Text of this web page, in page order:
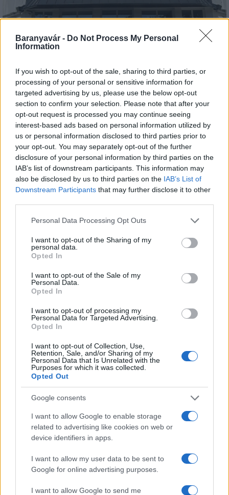
Baranyavár - Do Not Process My Personal
Information
If you wish to opt-out of the sale, sharing to third parties, or
processing of your personal or sensitive information for
targeted advertising by us, please use the below opt-out
section to confirm your selection. Please note that after your
opt-out request is processed you may continue seeing
interest-based ads based on personal information utilized by
us or personal information disclosed to third parties prior to
your opt-out. You may separately opt-out of the further
disclosure of your personal information by third parties on the
IAB’s list of downstream participants. This information may
also be disclosed by us to third parties on the IAB’s List of
Downstream Participants that may further disclose it to other
Please note that this website/app uses one or more Google
not limited to your visit or usage behaviour. You may click to
grant or deny consent to Google and its third-party tags to
use your data for below specified purposes in below Google
consent section.
Personal Data Processing Opt Outs
I want to opt-out of the Sharing of my
personal data.
Opted In
I want to opt-out of the Sale of my
Personal Data.
Opted In
I want to opt-out of processing my
Personal Data for Targeted Advertising.
Opted In
I want to opt-out of Collection, Use,
Retention, Sale, and/or Sharing of my
Personal Data that Is Unrelated with the
Purposes for which it was collected.
Opted Out
Google consents
I want to allow Google to enable storage
related to advertising like cookies on web or
device identifiers in apps.
I want to allow my user data to be sent to
Google for online advertising purposes.
I want to allow Google to send me
A lakosságra is fontos szerep hárul a
szúnyoginvázió elkerülésében
Országos hírek
Itt az ÉVOSZ megoldása a hőhullámok és
az energiakrízis kezelésére
Miért éri meg Afrikában utat építeni?
Minden, amit a GED Afrika projektről
Túlfogyasztás napja - július 30-ra
felhasználta az emberiség a Föld egész
évre elegendő erőforrásait
HÍRLEVÉL